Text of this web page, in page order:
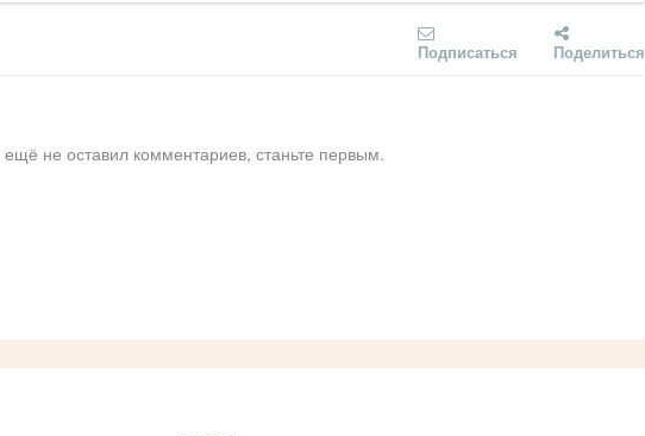
Подписаться Поделиться
ещё не оставил комментариев, станьте первым.